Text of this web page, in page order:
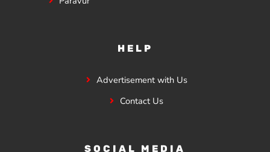
HELP
Advertisement with Us
Contact Us
SOCIAL MEDIA